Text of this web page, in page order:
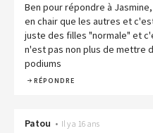
Ben pour répondre à
en chair que les autres et
juste des filles "normale" et
n'est pas non plus de mettre
podiums
RÉPONDRE
Patou • Il y a 16 ans